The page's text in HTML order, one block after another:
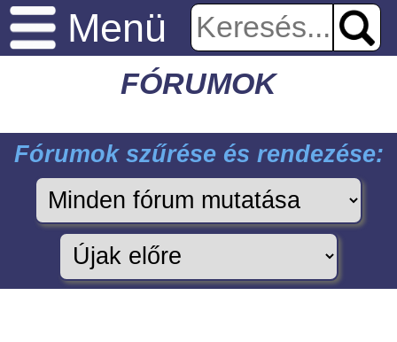
Menü
FÓRUMOK
Fórumok szűrése és rendezése: